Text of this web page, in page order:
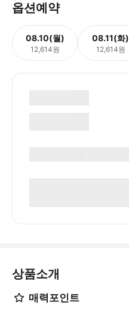
옵션예약
08.10(월)
12,614원
08.11(화)
12,614원
상품소개
매력포인트